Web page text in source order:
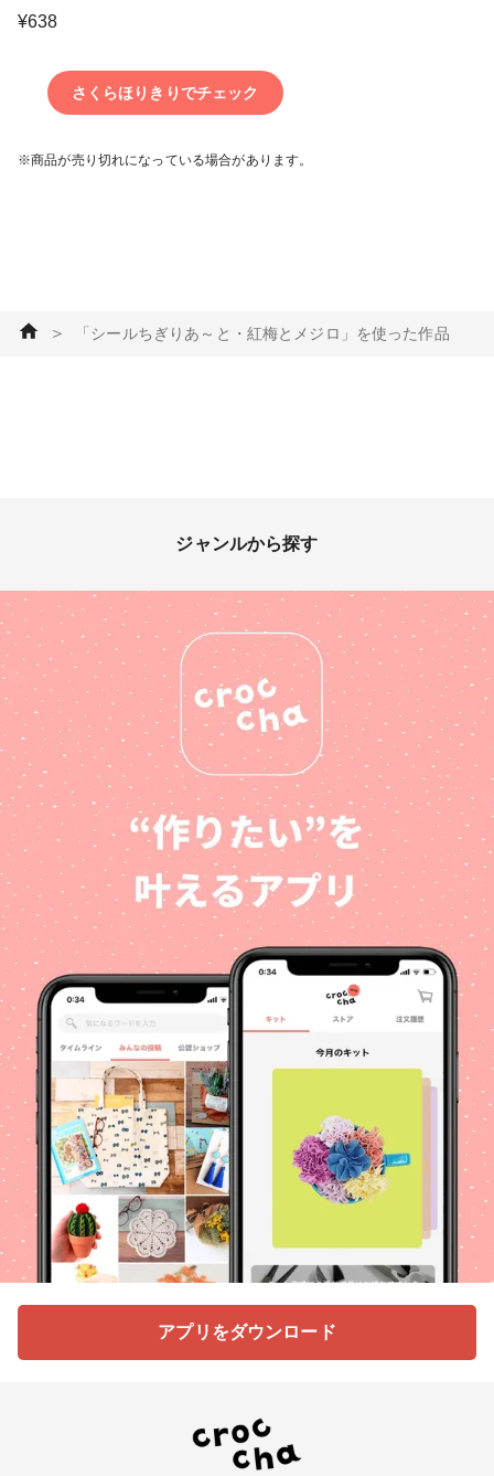
¥638
さくらほりきりでチェック
※商品が売り切れになっている場合があります。
＞ 「シールちぎりあ～と・紅梅とメジロ」を使った作品
ジャンルから探す
アプリをダウンロード